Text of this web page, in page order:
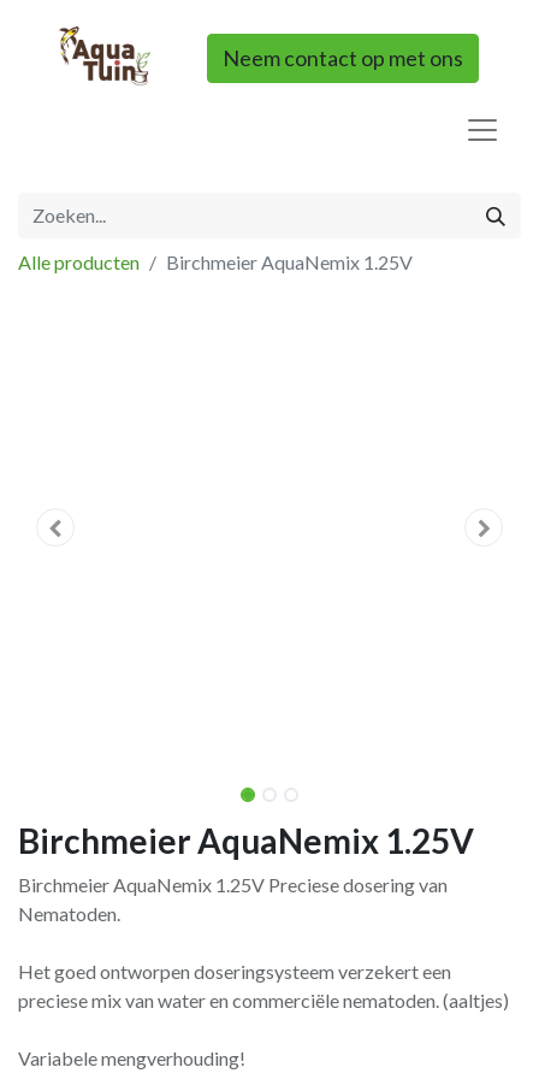
Neem contact op met ons
Alle producten Birchmeier AquaNemix 1.25V
Birchmeier AquaNemix 1.25V
Birchmeier AquaNemix 1.25V Preciese dosering van
Nematoden.
Het goed ontworpen doseringsysteem verzekert een
preciese mix van water en commerciële nematoden. (aaltjes)
Variabele mengverhouding!